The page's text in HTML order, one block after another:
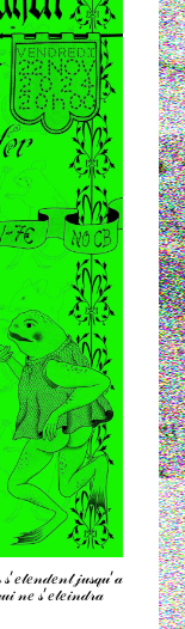
𝒿𝓊𝓈𝓆𝓊’𝒶
𝓃𝑒 𝓈’𝑒𝓉𝑒𝒾𝓃𝒹𝓇𝒶